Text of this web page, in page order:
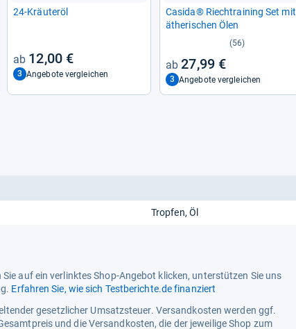
24-​Kräu­teröl
12,00 €
3 Angebote vergleichen
Casida® Riech­trai­ning Set mit
äthe­ri­schen Ölen
(56)
27,99 €
3 Angebote vergleichen
Tropfen, Öl
auf ein verlinktes Shop-Angebot klicken, unterstützen Sie uns
Erfahren Sie, wie sich Testberichte.de finanziert
gesetzlicher Umsatzsteuer. Versandkosten werden ggf.
und die Versandkosten, die der jeweilige Shop zum